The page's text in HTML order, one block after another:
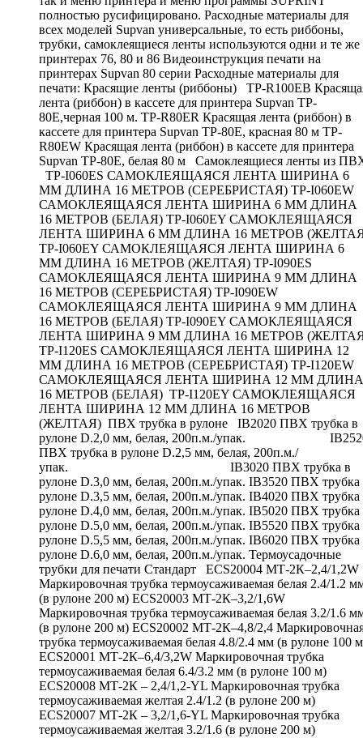
полностью русифицировано. Расходные материалы для
всех моделей Supvan универсальные, то есть риббоны,
трубки, самоклеящиеся ленты используются одни и те же
принтерах 76, 80 и 86 Видеоинструкция печати на
принтерах Supvan 80 серии Расходные материалы для
печати: Красящие ленты (риббоны) TP-R100EB
лента (риббон) в кассете для принтера Supvan TP-
80E,черная 100 м. TP-R80ER Красящая лента (риббон) в
кассете для принтера Supvan TP-80E, красная 80 м TP-
R80EW Красящая лента (риббон) в кассете для принтера
Supvan TP-80E, белая 80 м Самоклеящиеся ленты из
TP-I060ES САМОКЛЕЯЩАЯСЯ ЛЕНТА ШИРИНА 6
ММ ДЛИНА 16 МЕТРОВ (СЕРЕБРИСТАЯ) TP-I060EW
САМОКЛЕЯЩАЯСЯ ЛЕНТА ШИРИНА 6 ММ ДЛИНА
16 МЕТРОВ (БЕЛАЯ) TP-I060EY САМОКЛЕЯЩАЯСЯ
ЛЕНТА ШИРИНА 6 ММ ДЛИНА 16 МЕТРОВ
TP-I060EY САМОКЛЕЯЩАЯСЯ ЛЕНТА ШИРИНА 6
ММ ДЛИНА 16 МЕТРОВ (ЖЕЛТАЯ) TP-I090ES
САМОКЛЕЯЩАЯСЯ ЛЕНТА ШИРИНА 9 ММ ДЛИНА
16 МЕТРОВ (СЕРЕБРИСТАЯ) TP-I090EW
САМОКЛЕЯЩАЯСЯ ЛЕНТА ШИРИНА 9 ММ ДЛИНА
16 МЕТРОВ (БЕЛАЯ) TP-I090EY САМОКЛЕЯЩАЯСЯ
ЛЕНТА ШИРИНА 9 ММ ДЛИНА 16 МЕТРОВ
TP-I120ES САМОКЛЕЯЩАЯСЯ ЛЕНТА ШИРИНА 12
ММ ДЛИНА 16 МЕТРОВ (СЕРЕБРИСТАЯ) TP-I120EW
САМОКЛЕЯЩАЯСЯ ЛЕНТА ШИРИНА 12 ММ ДЛИНА
16 МЕТРОВ (БЕЛАЯ) TP-I120EY САМОКЛЕЯЩАЯСЯ
ЛЕНТА ШИРИНА 12 ММ ДЛИНА 16 МЕТРОВ
(ЖЕЛТАЯ) ПВХ трубка в рулоне IB2020 ПВХ трубка в
рулоне D.2,0 мм, белая, 200п.м./упак.
ПВХ трубка в рулоне D.2,5 мм, белая, 200п.м./
упак. IB3020 ПВХ трубка в
рулоне D.3,0 мм, белая, 200п.м./упак. IB3520 ПВХ трубка
рулоне D.3,5 мм, белая, 200п.м./упак. IB4020 ПВХ трубка
рулоне D.4,0 мм, белая, 200п.м./упак. IB5020 ПВХ трубка
рулоне D.5,0 мм, белая, 200п.м./упак. IB5520 ПВХ трубка
рулоне D.5,5 мм, белая, 200п.м./упак. IB6020 ПВХ трубка
рулоне D.6,0 мм, белая, 200п.м./упак. Термоусадочные
трубки для печати Стандарт ECS20004 МТ-2К–2,4/1,2W
Маркировочная трубка термоусаживаемая белая 2.4/1.2
(в рулоне 200 м) ECS20003 МТ-2К–3,2/1,6W
Маркировочная трубка термоусаживаемая белая 3.2/1.6
(в рулоне 200 м) ECS20002 МТ-2К–4,8/2,4
трубка термоусаживаемая белая 4.8/2.4 мм (в рулоне 100
ECS20001 МТ-2К–6,4/3,2W Маркировочная трубка
термоусаживаемая белая 6.4/3.2 мм (в рулоне 100 м)
ECS20008 МТ-2К – 2,4/1,2-YL Маркировочная трубка
термоусаживаемая желтая 2.4/1.2 (в рулоне 200 м)
ECS20007 МТ-2К – 3,2/1,6-YL Маркировочная трубка
термоусаживаемая желтая 3.2/1.6 (в рулоне 200 м)